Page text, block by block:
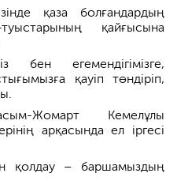
қаза болғандардың
қайғысына
бен егемендігімізге,
қауіп төндіріп,
Жомарт Кемелұлы
арқасында ел іргесі
қолдау – баршамыздың